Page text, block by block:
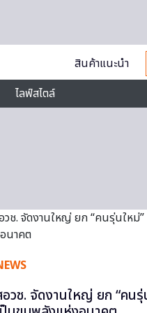
สินค้าแนะนำ
ไลฟ์สไตล์
วช. จัดงานใหญ่ ยก “คนรุ่